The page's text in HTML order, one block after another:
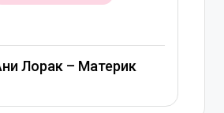
Musica russa